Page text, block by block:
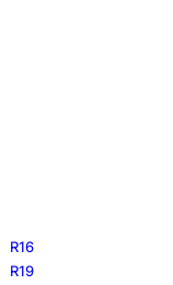
R16
R19